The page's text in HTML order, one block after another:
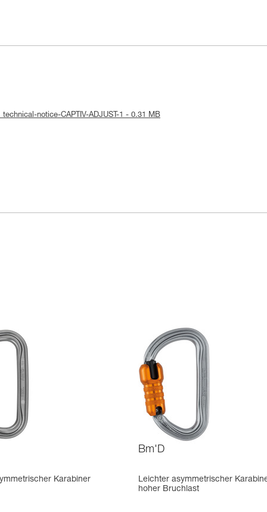
notice-CAPTIV-ADJUST-1 - 0.31 MB
Karabiner
Bm'D
Leichter asymmetrischer
hoher Bruchlast